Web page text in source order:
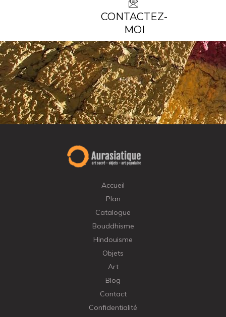
CONTACTEZ-
MOI
Accueil
Plan
Catalogue
Bouddhisme
Hindouisme
Objets
Art
Blog
Contact
Confidentialité